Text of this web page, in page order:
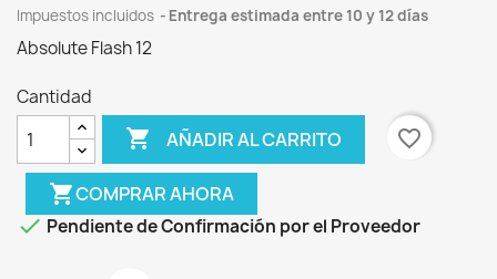
Impuestos incluidos Entrega estimada entre 10 y 12 días
Absolute Flash 12
Cantidad
 AÑADIR AL CARRITO favorite_border
shopping_cartCOMPRAR AHORA
 Pendiente de Confirmación por el Proveedor